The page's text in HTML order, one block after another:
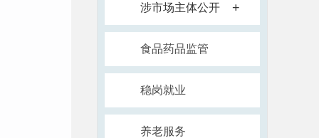
涉市场主体公开 +
食品药品监管
稳岗就业
养老服务